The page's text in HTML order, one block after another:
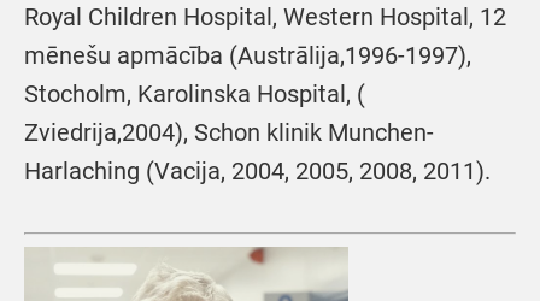
Royal Children Hospital, Western Hospital, 12
mēnešu apmācība (Austrālija,1996-1997),
Stocholm, Karolinska Hospital, (
Zviedrija,2004), Schon klinik Munchen-
Harlaching (Vacija, 2004, 2005, 2008, 2011).